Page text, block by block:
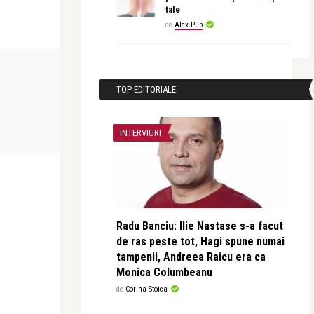
pierd
O rochie, o briză, o poveste. Fiecare
vară are rochia ...
tale
de Alex Pub
TOP EDITORIALE
INTERVIURI
Radu Banciu: Ilie Nastase s-a facut
de ras peste tot, Hagi spune numai
tampenii, Andreea Raicu era ca
Monica Columbeanu
de Corina Stoica